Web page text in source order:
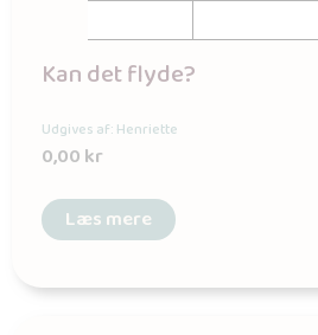
Kan det flyde?
Udgives af: Henriette
0,00kr
Læs mere